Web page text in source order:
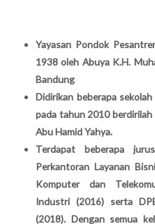
Yayasan Pondok
1938 oleh Abuya K.H.
Bandung
Didirikan beberapa
pada tahun 2010
Abu Hamid Yahya.
Terdapat beberapa
Perkantoran Layanan
Komputer dan
Industri (2016) serta
(2018). Dengan semua